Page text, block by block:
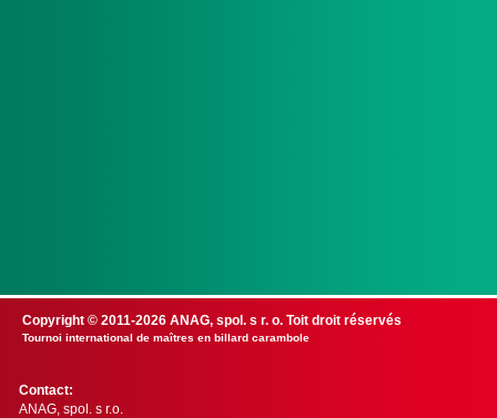
Copyright © 2011-2026 ANAG, spol. s r. o. Toit droit réservés
Tournoi international de maîtres en billard carambole
Contact:
ANAG, spol. s r.o.